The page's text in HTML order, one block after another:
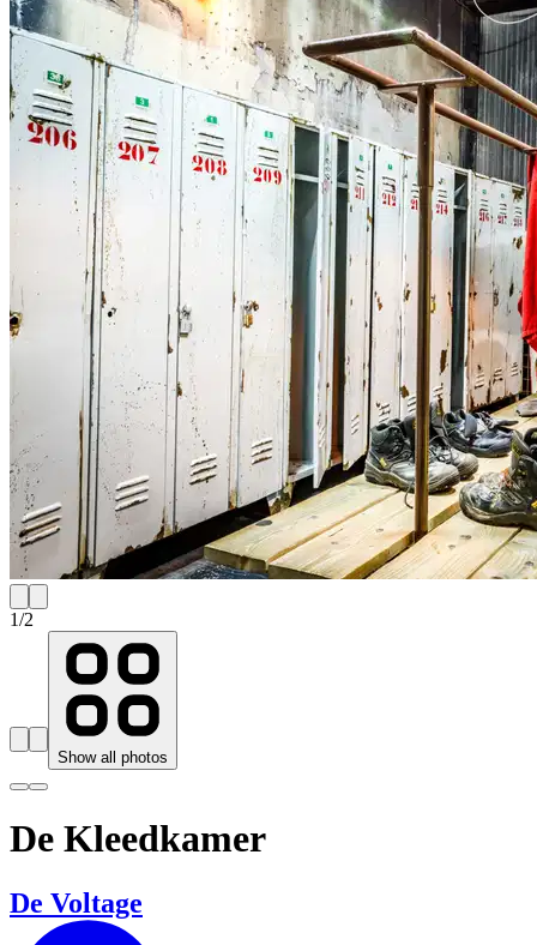
1/2
Show all photos
De Kleedkamer
De Voltage